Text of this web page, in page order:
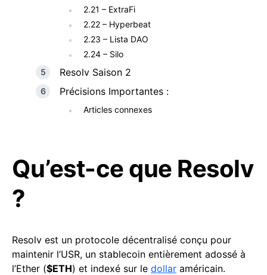
2.21 – ExtraFi
2.22 – Hyperbeat
2.23 – Lista DAO
2.24 – Silo
Resolv Saison 2
Précisions Importantes :
Articles connexes
Qu’est-ce que Resolv
?
Resolv est un protocole décentralisé conçu pour
maintenir l’USR, un stablecoin entièrement adossé à
l’Ether ($ETH) et indexé sur le dollar américain.